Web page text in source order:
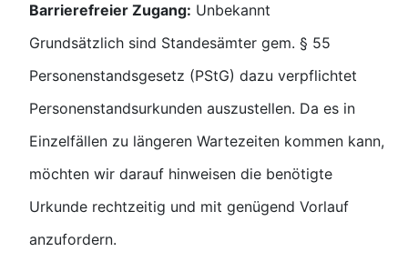
Barrierefreier Zugang: Unbekannt
Grundsätzlich sind Standesämter gem. § 55
Personenstandsgesetz (PStG) dazu verpflichtet
Personenstandsurkunden auszustellen. Da es in
Einzelfällen zu längeren Wartezeiten kommen kann,
möchten wir darauf hinweisen die benötigte
Urkunde rechtzeitig und mit genügend Vorlauf
anzufordern.